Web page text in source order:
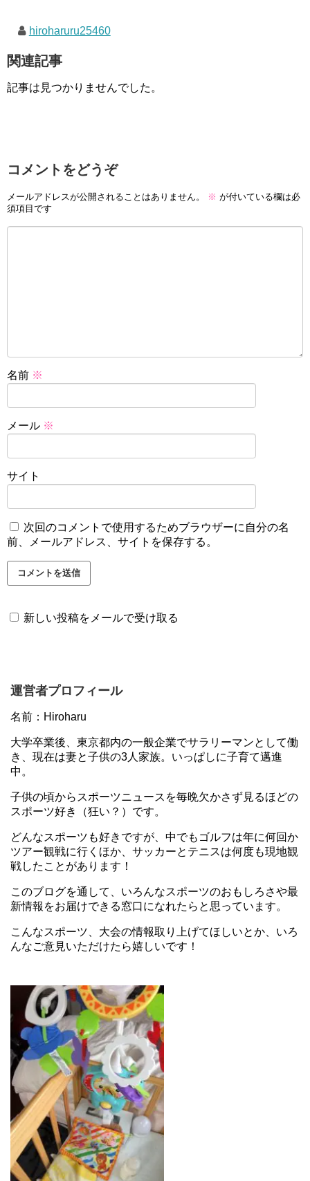
hiroharuru25460
関連記事
記事は見つかりませんでした。
コメントをどうぞ
メールアドレスが公開されることはありません。 ※ が付いている欄は必
須項目です
名前 ※
メール ※
サイト
次回のコメントで使用するためブラウザーに自分の名
前、メールアドレス、サイトを保存する。
新しい投稿をメールで受け取る
運営者プロフィール
名前：Hiroharu
大学卒業後、東京都内の一般企業でサラリーマンとして働
き、現在は妻と子供の3人家族。いっぱしに子育て邁進
中。
子供の頃からスポーツニュースを毎晩欠かさず見るほどの
スポーツ好き（狂い？）です。
どんなスポーツも好きですが、中でもゴルフは年に何回か
ツアー観戦に行くほか、サッカーとテニスは何度も現地観
戦したことがあります！
このブログを通して、いろんなスポーツのおもしろさや最
新情報をお届けできる窓口になれたらと思っています。
こんなスポーツ、大会の情報取り上げてほしいとか、いろ
んなご意見いただけたら嬉しいです！